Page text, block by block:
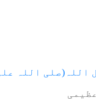
اللہ(صلی اللہ